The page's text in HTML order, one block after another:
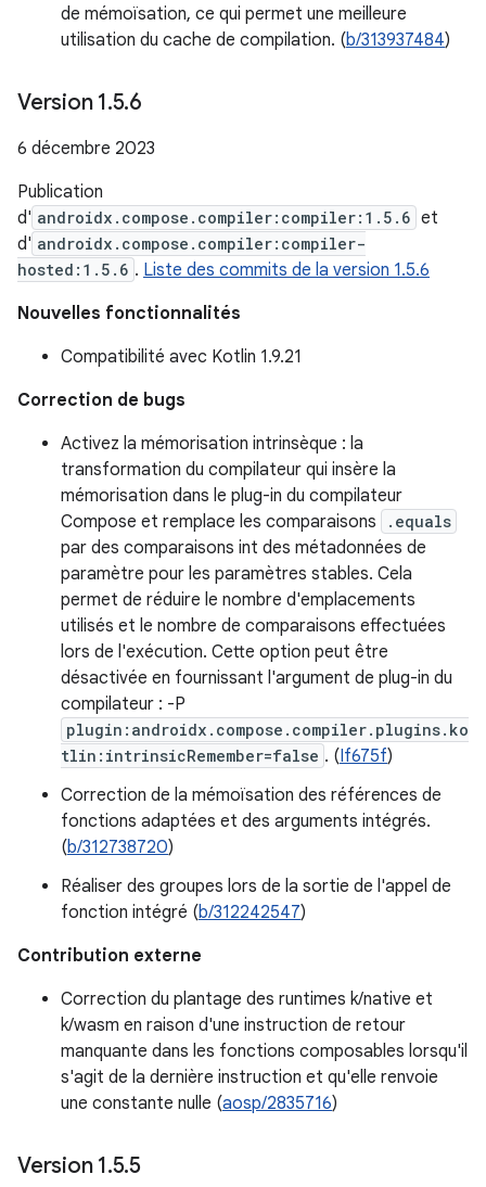
de mémoïsation, ce qui permet une meilleure
utilisation du cache de compilation. (b/313937484)
Version 1.5.6
6 décembre 2023
Publication
d' androidx.compose.compiler:compiler:1.5.6 et
d' androidx.compose.compiler:compiler-
hosted:1.5.6 . Liste des commits de la version 1.5.6
Nouvelles fonctionnalités
Compatibilité avec Kotlin 1.9.21
Correction de bugs
Activez la mémorisation intrinsèque : la
transformation du compilateur qui insère la
mémorisation dans le plug-in du compilateur
Compose et remplace les comparaisons
.equals
par des comparaisons int des métadonnées de
paramètre pour les paramètres stables. Cela
permet de réduire le nombre d'emplacements
utilisés et le nombre de comparaisons effectuées
lors de l'exécution. Cette option peut être
désactivée en fournissant l'argument de plug-in du
compilateur : -P
plugin:androidx.compose.compiler.plugins.ko
tlin:intrinsicRemember=false . (If675f)
Correction de la mémoïsation des références de
fonctions adaptées et des arguments intégrés.
(b/312738720)
Réaliser des groupes lors de la sortie de l'appel de
fonction intégré (b/312242547)
Contribution externe
Correction du plantage des runtimes k/native et
k/wasm en raison d'une instruction de retour
manquante dans les fonctions composables lorsqu'il
s'agit de la dernière instruction et qu'elle renvoie
une constante nulle (aosp/2835716)
Version 1.5.5